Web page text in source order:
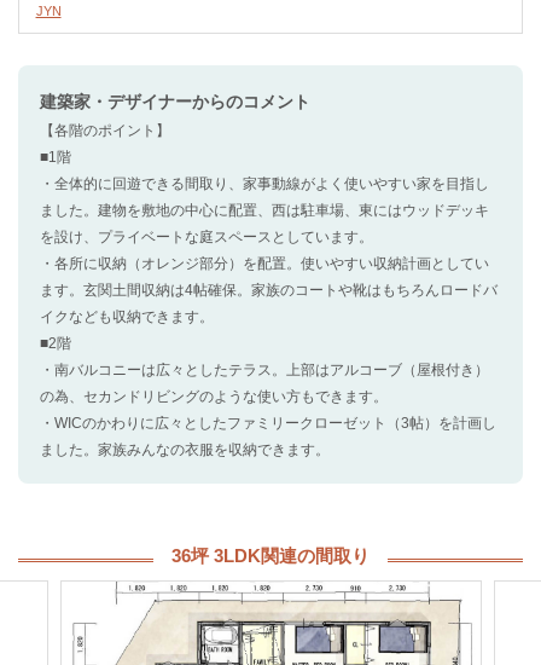
JYN
建築家・デザイナーからのコメント
【各階のポイント】
■1階
・全体的に回遊できる間取り、家事動線がよく使いやすい家を目指し
ました。建物を敷地の中心に配置、西は駐車場、東にはウッドデッキ
を設け、プライベートな庭スペースとしています。
・各所に収納（オレンジ部分）を配置。使いやすい収納計画としてい
ます。玄関土間収納は4帖確保。家族のコートや靴はもちろんロードバ
イクなども収納できます。
■2階
・南バルコニーは広々としたテラス。上部はアルコーブ（屋根付き）
の為、セカンドリビングのような使い方もできます。
・WICのかわりに広々としたファミリークローゼット（3帖）を計画し
ました。家族みんなの衣服を収納できます。
36坪 3LDK関連の間取り